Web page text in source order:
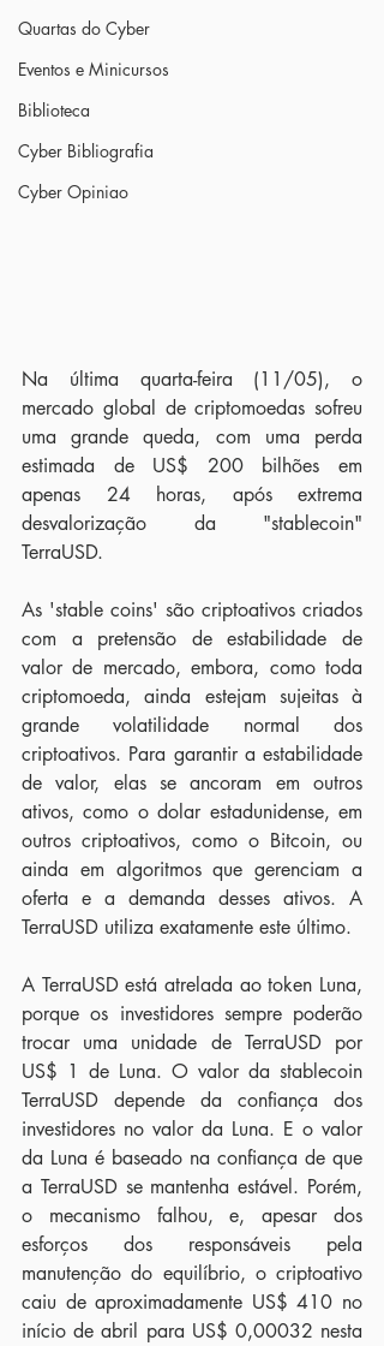
Quartas do Cyber
Eventos e Minicursos
Biblioteca
Cyber Bibliografia
Cyber Opiniao
Na última quarta-feira (11/05), o
mercado global de criptomoedas sofreu
uma grande queda, com uma perda
estimada de US$ 200 bilhões em
apenas 24 horas, após extrema
desvalorização da "stablecoin"
TerraUSD.
As 'stable coins' são criptoativos criados
com a pretensão de estabilidade de
valor de mercado, embora, como toda
criptomoeda, ainda estejam sujeitas à
grande volatilidade normal dos
criptoativos. Para garantir a estabilidade
de valor, elas se ancoram em outros
ativos, como o dolar estadunidense, em
outros criptoativos, como o Bitcoin, ou
ainda em algoritmos que gerenciam a
oferta e a demanda desses ativos. A
TerraUSD utiliza exatamente este último.
A TerraUSD está atrelada ao token Luna,
porque os investidores sempre poderão
trocar uma unidade de TerraUSD por
US$ 1 de Luna. O valor da stablecoin
TerraUSD depende da confiança dos
investidores no valor da Luna. E o valor
da Luna é baseado na confiança de que
a TerraUSD se mantenha estável. Porém,
o mecanismo falhou, e, apesar dos
esforços dos responsáveis pela
manutenção do equilíbrio, o criptoativo
caiu de aproximadamente US$ 410 no
início de abril para US$ 0,00032 nesta